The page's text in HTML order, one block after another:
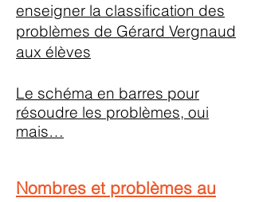
enseigner la classification des
problèmes de Gérard Vergnaud
aux élèves
Le schéma en barres pour
résoudre les problèmes, oui
mais…
Nombres et problèmes au